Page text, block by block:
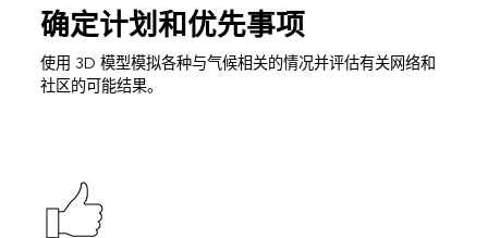
确定计划和优先事项
使用 3D 模型模拟各种与气候相关的情况并评估有关网络和
社区的可能结果。